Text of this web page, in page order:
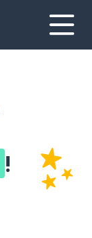
!